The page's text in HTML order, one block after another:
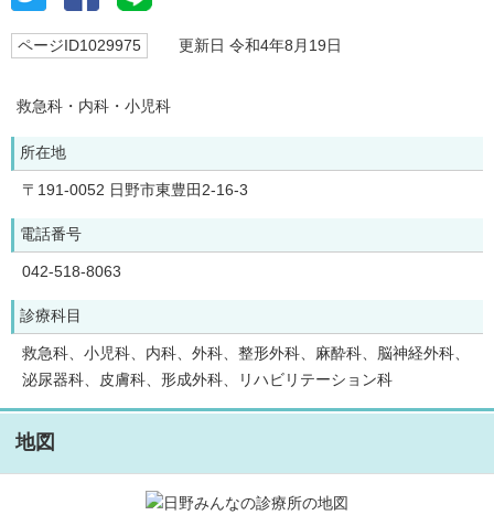
ページID1029975 更新日 令和4年8月19日
救急科・内科・小児科
所在地
〒191-0052 日野市東豊田2-16-3
電話番号
042-518-8063
診療科目
救急科、小児科、内科、外科、整形外科、麻酔科、脳神経外科、
泌尿器科、皮膚科、形成外科、リハビリテーション科
地図